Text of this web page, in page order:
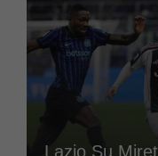
Lazio Su